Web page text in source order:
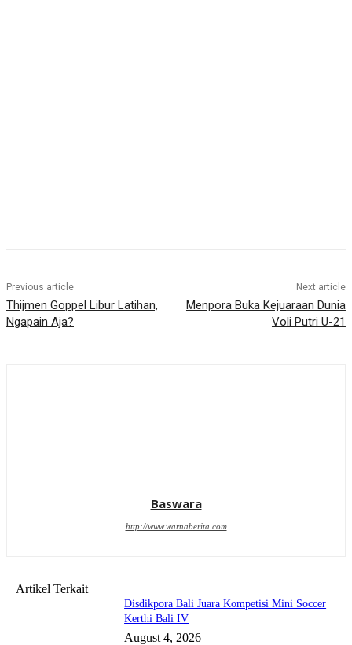
Previous article
Thijmen Goppel Libur Latihan,
Ngapain Aja?
Next article
Menpora Buka Kejuaraan Dunia
Voli Putri U-21
Baswara
http://www.warnaberita.com
Artikel Terkait
Disdikpora Bali Juara Kompetisi Mini Soccer
Kerthi Bali IV
August 4, 2026